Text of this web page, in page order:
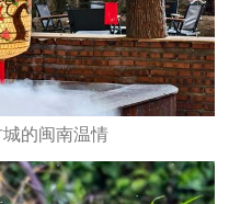
的闽南温情